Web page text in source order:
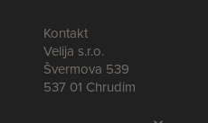
Kontakt
Velija s.r.o.
Švermova 539
537 01 Chrudim